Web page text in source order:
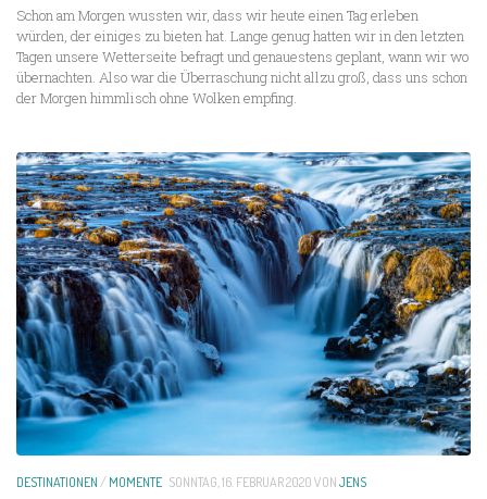
Schon am Morgen wussten wir, dass wir heute einen Tag erleben
würden, der einiges zu bieten hat. Lange genug hatten wir in den letzten
Tagen unsere Wetterseite befragt und genauestens geplant, wann wir wo
übernachten. Also war die Überraschung nicht allzu groß, dass uns schon
der Morgen himmlisch ohne Wolken empfing.
DESTINATIONEN /MOMENTE SONNTAG, 16. FEBRUAR 2020VONJENS